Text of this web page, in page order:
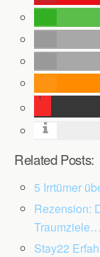
Related Posts:
5 Irrtümer
Rezension:
Traumziele…
Stay22